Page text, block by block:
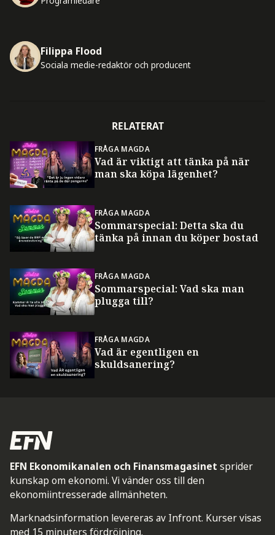
Filippa Flood
Sociala medie-redaktör och producent
RELATERAT
FRÅGA MAGDA
Vad är viktigt att tänka på när
man ska köpa lägenhet?
FRÅGA MAGDA
Sommarspecial: Detta ska du
tänka på innan du köper bostad
FRÅGA MAGDA
Sommarspecial: Vad ska man
plugga till?
FRÅGA MAGDA
Vad är egentligen en
skuldsanering?
EFN Ekonomikanalen och Finansmagasinet sprider
kunskap om ekonomi. Vi vänder oss till den
ekonomiintresserade allmänheten.
Marknadsinformation levereras av Infront. Kurser visas
med 15 minuters fördröjning.